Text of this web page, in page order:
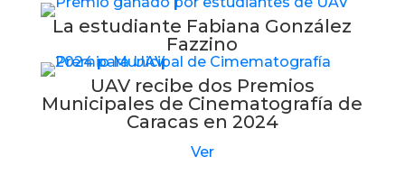
La estudiante Fabiana González
Fazzino
UAV recibe dos Premios
Municipales de Cinematografía de
Caracas en 2024
Ver